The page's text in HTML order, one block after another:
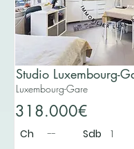
Studio Luxembourg-
Luxembourg-Gare
318.000€
Ch -- Sdb 1